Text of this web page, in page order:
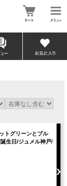
トグリーンとブル
生日/ジュメル神戸/